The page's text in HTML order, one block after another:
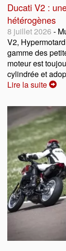
Ducati V2 :
hétérogènes
8 juillet 2026 -
V2,
gamme des
moteur est
cylindrée et
Lire la suite